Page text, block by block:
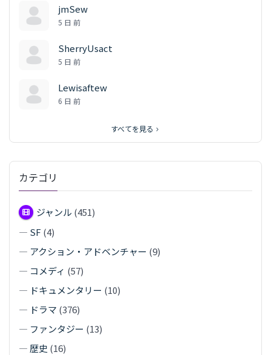
jmSew
5 日 前
SherryUsact
5 日 前
Lewisaftew
6 日 前
すべてを見る
カテゴリ
ジャンル (451)
— SF (4)
— アクション・アドベンチャー (9)
— コメディ (57)
— ドキュメンタリー (10)
— ドラマ (376)
— ファンタジー (13)
— 歴史 (16)